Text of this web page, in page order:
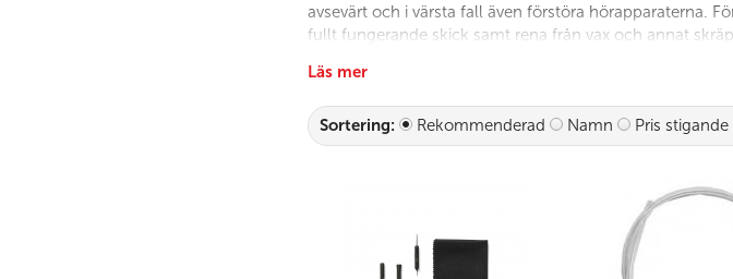
avsevärt och i värsta fall även förstöra hörapparaterna.
fullt fungerande skick samt rena från vax och annat
En av de vanligaste orsakerna till att hörapparater
du fuktskador i dina hörapparater.
Läs mer
Sortering: Rekommenderad Namn Pris stigande